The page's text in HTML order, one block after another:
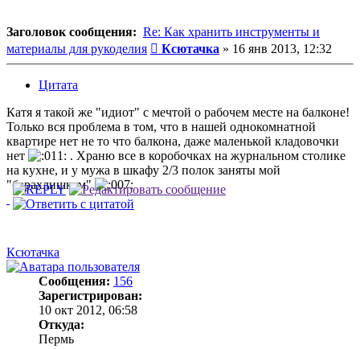
Заголовок сообщения: Re: Как хранить инструменты и
материалы для рукоделия
Сообщение
Ксютачка » 16 янв 2013, 12:32
Цитата
Катя я такой же "идиот" с мечтой о рабочем месте на балконе!
Только вся проблема в том, что в нашей однокомнатной
квартире нет не то что балкона, даже маленькой кладовочки
нет
. Храню все в коробочках на журнальном столике
на кухне, и у мужа в шкафу 2/3 полок заняты мой
"барахлишком"
Ксютачка
Сообщения: 156
Зарегистрирован:
10 окт 2012, 06:58
Откуда:
Пермь